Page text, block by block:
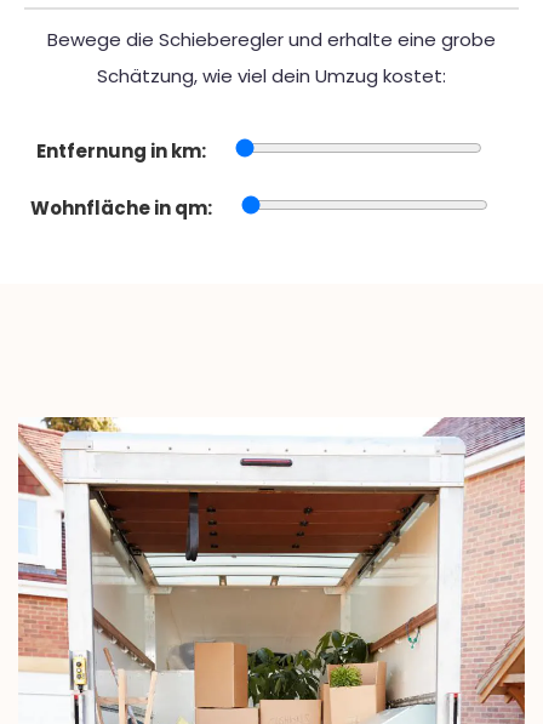
Bewege die Schieberegler und erhalte eine grobe
Schätzung, wie viel dein Umzug kostet:
Entfernung in km:
Wohnfläche in qm: